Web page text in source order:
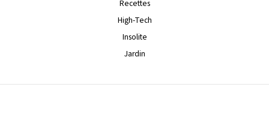
Recettes
High-Tech
Insolite
Jardin